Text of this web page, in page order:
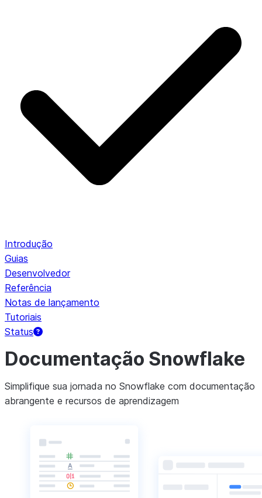
Introdução
Guias
Desenvolvedor
Referência
Notas de lançamento
Tutoriais
Status
Documentação Snowflake
Simplifique sua jornada no Snowflake com documentação
abrangente e recursos de aprendizagem